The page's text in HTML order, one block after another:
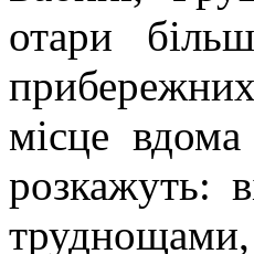
отари
місце вдома
розкажуть: